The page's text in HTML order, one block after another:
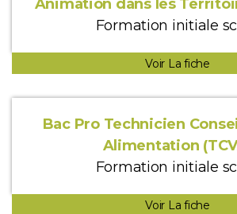
Animation dans les
Formation initiale
Voir La fiche
Bac Pro Technicien
Alimentation
Formation initiale
Voir La fiche